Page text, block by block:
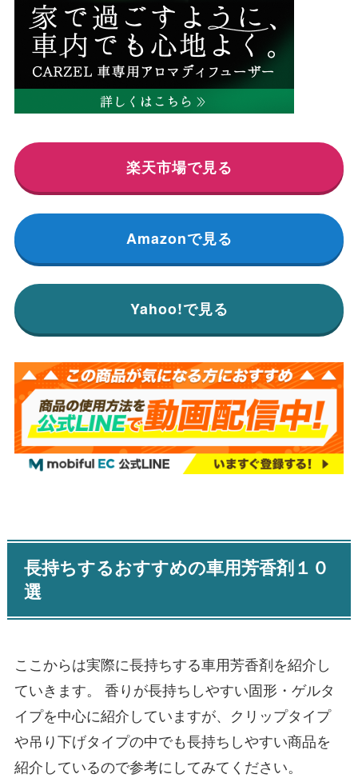
楽天市場で見る
Amazonで見る
Yahoo!で見る
長持ちするおすすめの車用芳香剤１０
選
ここからは実際に長持ちする車用芳香剤を紹介し
ていきます。 香りが長持ちしやすい固形・ゲルタ
イプを中心に紹介していますが、クリップタイプ
や吊り下げタイプの中でも長持ちしやすい商品を
紹介しているので参考にしてみてください。